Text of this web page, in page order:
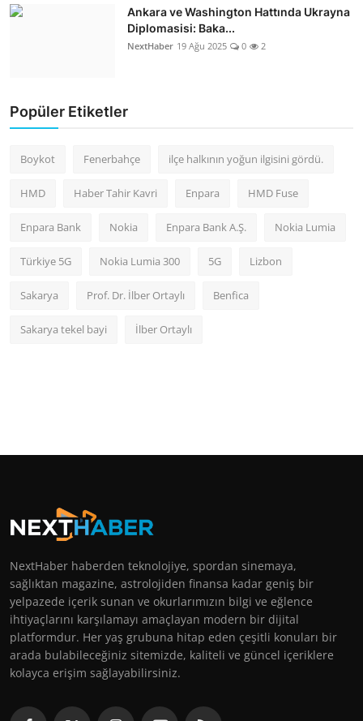
Ankara ve Washington Hattında Ukrayna
Diplomasisi: Baka...
NextHaber 19 Ağu 2025 0 2
Popüler Etiketler
Boykot Fenerbahçe ilçe halkının yoğun ilgisini gördü.
HMD Haber Tahir Kavri Enpara HMD Fuse
Enpara Bank Nokia Enpara Bank A.Ş. Nokia Lumia
Türkiye 5G Nokia Lumia 300 5G Lizbon
Sakarya Prof. Dr. İlber Ortaylı Benfica
Sakarya tekel bayi İlber Ortaylı
NextHaber haberden teknolojiye, spordan sinemaya,
sağlıktan magazine, astrolojiden finansa kadar geniş bir
yelpazede içerik sunan ve okurlarımızın bilgi ve eğlence
ihtiyaçlarını karşılamayı amaçlayan modern bir dijital
platformdur. Her yaş grubuna hitap eden çeşitli konuları bir
arada bulabileceğiniz sitemizde, kaliteli ve güncel içeriklere
kolayca erişim sağlayabilirsiniz.